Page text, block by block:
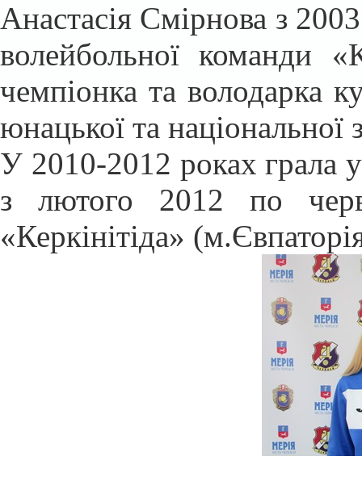
Анастасія Смірнова з 2003
волейбольної команди
чемпіонка та володарка
юнацької та національної
У 2010-2012 роках грала
з лютого 2012 по
«Керкінітіда»